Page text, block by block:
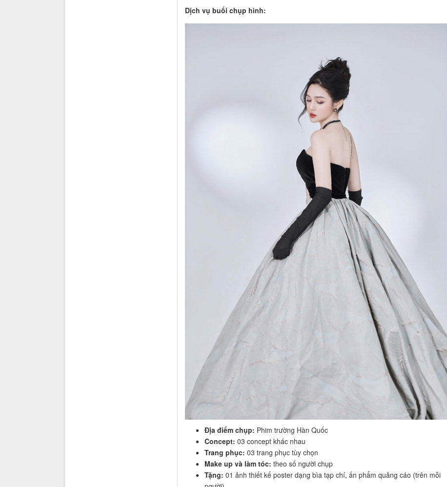
Dịch vụ buổi chụp hình:
Địa điểm chụp: Phim trường Hàn Quốc
Concept: 03 concept khác nhau
Trang phục: 03 trang phục tùy chọn
Make up và làm tóc: theo số người chụp
Tặng: 01 ảnh thiết kế poster dạng bìa tạp chí, ấn phẩm quảng cáo (trên mỗi